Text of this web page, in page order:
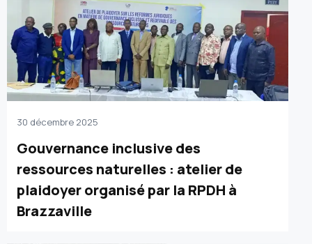
30 décembre 2025
Gouvernance inclusive des
ressources naturelles : atelier de
plaidoyer organisé par la RPDH à
Brazzaville